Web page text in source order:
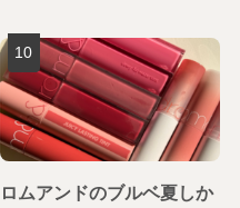
ロムアンドのブルベ夏しか